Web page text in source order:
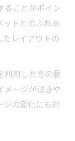
リフォーム
ムの快適提
多様な生活
活用事例紹
ることがポイン
ットとのふれあ
たレイアウトの
利用した方の意
メージが湧きや
ジの変化にも対